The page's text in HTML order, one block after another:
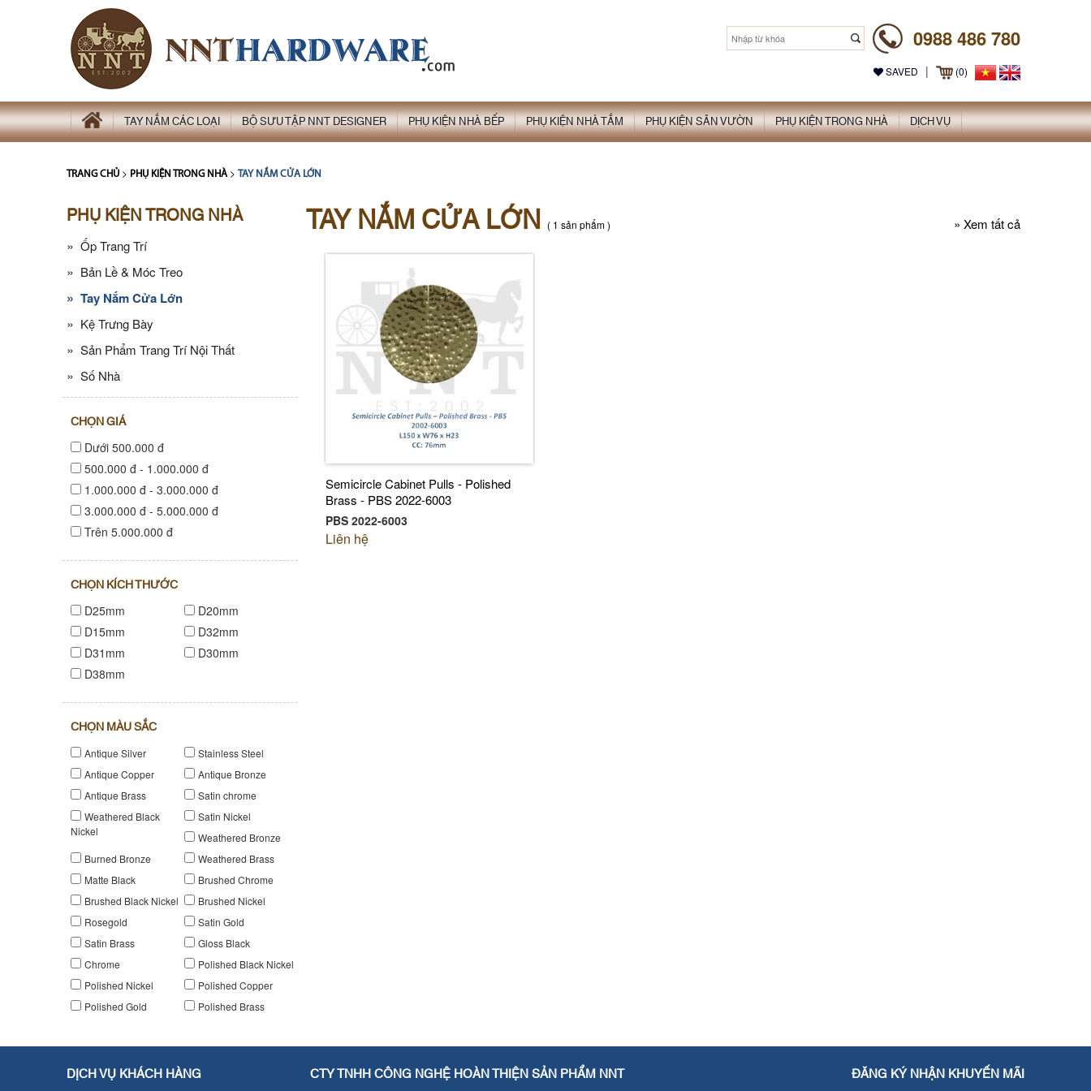
0988 486 780
SAVED | (0)
TAY NẮM CÁC LOẠI BỘ SƯU TẬP NNT DESIGNER PHỤ KIỆN NHÀ BẾP PHỤ KIỆN NHÀ TẮM PHỤ KIỆN SÂN VƯỜN PHỤ KIỆN TRONG NHÀ DỊCH VỤ
TRANG CHỦ > PHỤ KIỆN TRONG NHÀ > TAY NẮM CỬA LỚN
PHỤ KIỆN TRONG NHÀ
» Ốp Trang Trí
» Bản Lề & Móc Treo
» Tay Nắm Cửa Lớn
» Kệ Trưng Bày
» Sản Phẩm Trang Trí Nội Thất
» Số Nhà
CHỌN GIÁ
Dưới 500.000 đ
500.000 đ - 1.000.000 đ
1.000.000 đ - 3.000.000 đ
3.000.000 đ - 5.000.000 đ
Trên 5.000.000 đ
CHỌN KÍCH THƯỚC
D25mm
D20mm
D15mm
D32mm
D31mm
D30mm
D38mm
CHỌN MÀU SẮC
Antique Silver
Stainless Steel
Antique Copper
Antique Bronze
Antique Brass
Satin chrome
Weathered Black
Nickel
Satin Nickel
Weathered Bronze
Burned Bronze
Weathered Brass
Matte Black
Brushed Chrome
Brushed Black Nickel
Brushed Nickel
Rosegold
Satin Gold
Satin Brass
Gloss Black
Chrome
Polished Black Nickel
Polished Nickel
Polished Copper
Polished Gold
Polished Brass
TAY NẮM CỬA LỚN ( 1 sản phẩm ) » Xem tất cả
Semicircle Cabinet Pulls - Polished
Brass - PBS 2022-6003
PBS 2022-6003
Liên hệ
DỊCH VỤ KHÁCH HÀNG CTY TNHH CÔNG NGHỆ HOÀN THIỆN SẢN PHẨM NNT ĐĂNG KÝ NHẬN KHUYẾN MÃI